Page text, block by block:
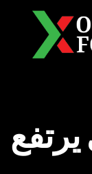
يرتفع